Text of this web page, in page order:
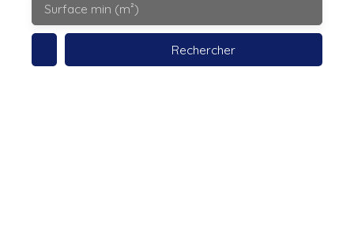
Surface min (m²)
Rechercher